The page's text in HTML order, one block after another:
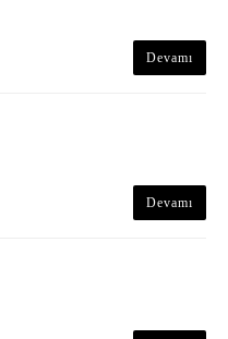
Devamı
Devamı